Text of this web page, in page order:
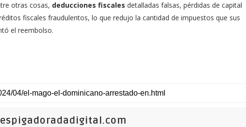
otras cosas, deducciones fiscales detalladas falsas, pérdidas de capital
fiscales fraudulentos, lo que redujo la cantidad de impuestos que sus
el reembolso.